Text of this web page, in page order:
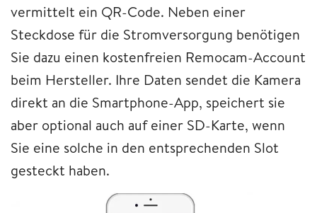
vermittelt ein QR-Code. Neben einer
Steckdose für die Stromversorgung benötigen
Sie dazu einen kostenfreien Remocam-Account
beim Hersteller. Ihre Daten sendet die Kamera
direkt an die Smartphone-App, speichert sie
aber optional auch auf einer SD-Karte, wenn
Sie eine solche in den entsprechenden Slot
gesteckt haben.